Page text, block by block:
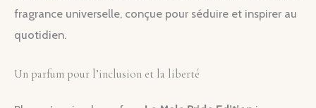
fragrance universelle, conçue pour séduire et inspirer au
quotidien.
Un parfum pour l’inclusion et la liberté